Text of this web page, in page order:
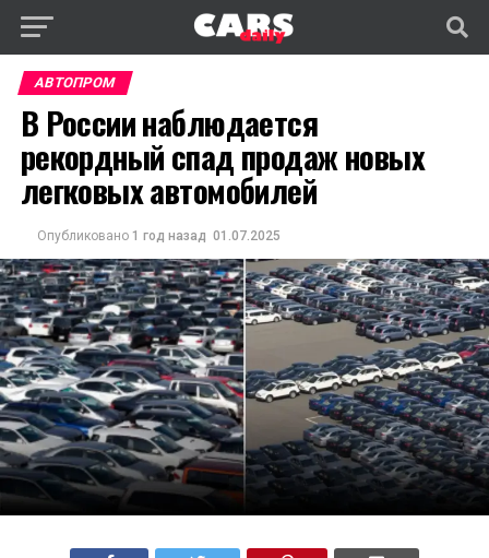
АВТОПРОМ
В России наблюдается
рекордный спад продаж новых
легковых автомобилей
Опубликовано 1 год назад 01.07.2025